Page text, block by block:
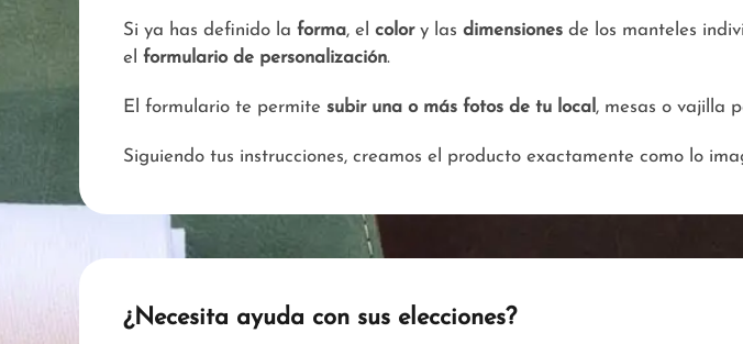
Si ya has definido la forma, el colory las dimensiones de los manteles
el formulario de personalización.
El formulario te permite subir una o más fotos de tu local , mesas o vajilla
Siguiendo tus instrucciones, creamos el producto exactamente como lo
¿Necesita ayuda con sus elecciones?